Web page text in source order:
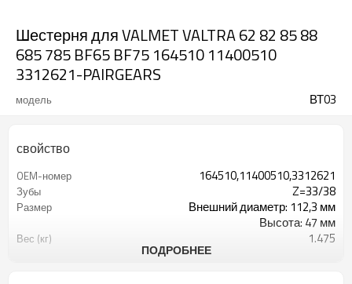
Шестерня для VALMET VALTRA 62 82 85 88
685 785 BF65 BF75 164510 11400510
3312621-PAIRGEARS
модель ВТ03
свойство
OEM-номер 164510,11400510,3312621
Зубы Z=33/38
Размер
Внешний диаметр: 112,3 мм
Высота: 47 мм
Вес (кг) 1.475
ПОДРОБНЕЕ